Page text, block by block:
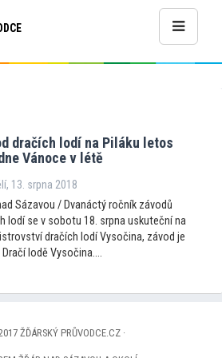
dračích lodí na Piláku letos
Vánoce v létě
13. srpna 2018
Sázavou / Dvanáctý ročník závodů
lodí se v sobotu 18. srpna uskuteční na
dračích lodí Vysočina, závod je
lodě Vysočina....
ŽĎÁRSKÝ PRŮVODCE.CZ ·